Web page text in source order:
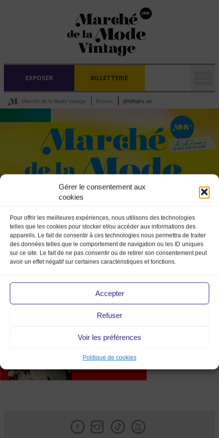
Gérer le consentement aux
cookies
Pour offrir les meilleures expériences, nous utilisons des technologies
telles que les cookies pour stocker et/ou accéder aux informations des
appareils. Le fait de consentir à ces technologies nous permettra de traiter
des données telles que le comportement de navigation ou les ID uniques
sur ce site. Le fait de ne pas consentir ou de retirer son consentement peut
avoir un effet négatif sur certaines caractéristiques et fonctions.
Accepter
Refuser
Voir les préférences
Politique de cookies
EXPOSER BILLETTERIE
Marché de la Mode Vintage Presse @What’s on
@What’s on